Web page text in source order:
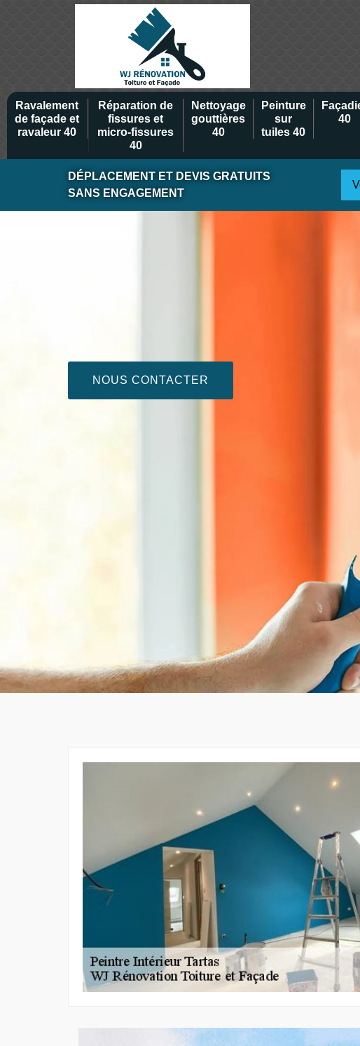
Ravalement
de façade et
ravaleur 40
Réparation de
fissures et
micro-fissures
40
Nettoyage
gouttières
40
Peinture
sur
tuiles 40
40
DÉPLACEMENT ET DEVIS GRATUITS
SANS ENGAGEMENT
NOUS CONTACTER